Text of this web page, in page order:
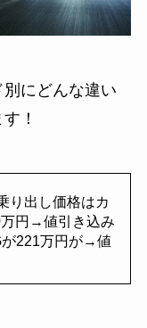
にどんな違い
！
り出し価格はカ
円→値引き込み
が221万円が→値